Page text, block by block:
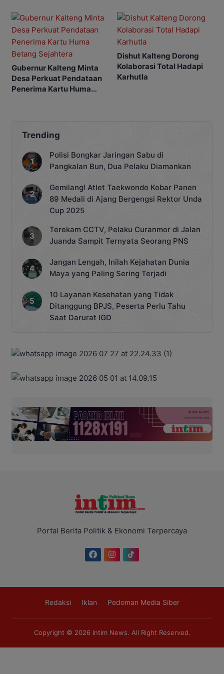
Gubernur Kalteng Minta
Desa Perkuat Pendataan
Penerima Kartu Huma
Dishut Kalteng Dorong
Kolaborasi Total Hadapi
Karhutla
Trending
Polisi Bongkar Jaringan Sabu di
Pangkalan Bun, Dua Pelaku Diamankan
Gemilang! Atlet Taekwondo Kobar Panen
89 Medali di Ajang Bergengsi Rektor Unda
Cup 2025
Terekam CCTV, Pelaku Curanmor di Jalan
Juanda Sampit Ternyata Seorang PNS
Jangan Lengah, Inilah Kejahatan Dunia
Maya yang Paling Sering Terjadi
10 Layanan Kesehatan yang Tidak
Ditanggung BPJS, Peserta Perlu Tahu
Saat Darurat IGD
Portal Berita Politik & Ekonomi Terpercaya
Redaksi Iklan Pedoman Media Siber
Copyright © 2026 Intim News. All Right Reserved.